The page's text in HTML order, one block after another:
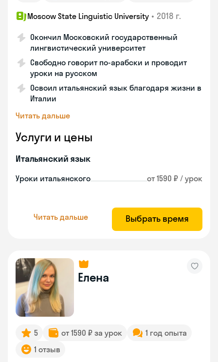
Moscow State Linguistic University • 2018 г.
Окончил Московский государственный
лингвистический университет
Свободно говорит по-арабски и проводит
уроки на русском
Освоил итальянский язык благодаря жизни в
Италии
Читать дальше
Услуги и цены
Итальянский язык
Уроки итальянского от 1590 ₽ / урок
Читать дальше Выбрать время
Елена
5 от 1590 ₽ за урок
1 год опыта
1 отзыв